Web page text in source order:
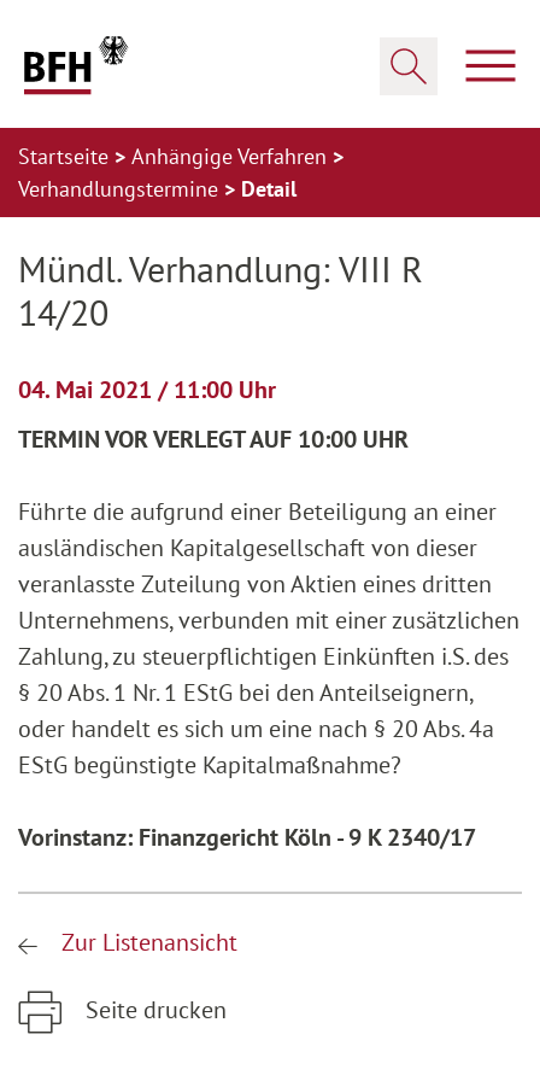
Startseite
Anhängige Verfahren
Verhandlungstermine
Detail
Mündl. Verhandlung: VIII R
14/20
04. Mai 2021 / 11:00 Uhr
TERMIN VOR VERLEGT AUF 10:00 UHR
Führte die aufgrund einer Beteiligung an einer
ausländischen Kapitalgesellschaft von dieser
veranlasste Zuteilung von Aktien eines dritten
Unternehmens, verbunden mit einer zusätzlichen
Zahlung, zu steuerpflichtigen Einkünften i.S. des
§ 20 Abs. 1 Nr. 1 EStG bei den Anteilseignern,
oder handelt es sich um eine nach § 20 Abs. 4a
EStG begünstigte Kapitalmaßnahme?
Vorinstanz: Finanzgericht Köln - 9 K 2340/17
Zur Listenansicht
Seite drucken